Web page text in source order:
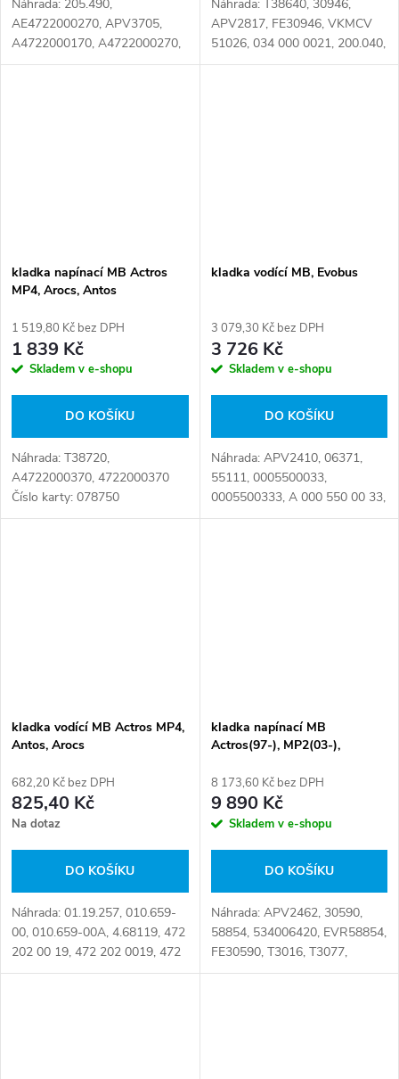
Náhrada: 205.490,
AE4722000270, APV3705,
A4722000170, A4722000270,
A4722000470, A4722000570,
Náhrada: T38640, 30946,
APV2817, FE30946, VKMCV
51026, 034 000 0021, 200.040,
4310 0029, 906 200 37 70, 906
kladka napínací MB Actros
MP4, Arocs, Antos
1 519,80 Kč bez DPH
1 839 Kč
Skladem v e-shopu
DO KOŠÍKU
Náhrada: T38720,
A4722000370, 4722000370
Číslo karty: 078750
kladka vodící MB, Evobus
3 079,30 Kč bez DPH
3 726 Kč
Skladem v e-shopu
DO KOŠÍKU
Náhrada: APV2410, 06371,
55111, 0005500033,
0005500333, A 000 550 00 33,
A000 550 00 33,
kladka vodící MB Actros MP4,
Antos, Arocs
682,20 Kč bez DPH
825,40 Kč
Na dotaz
DO KOŠÍKU
Náhrada: 01.19.257, 010.659-
00, 010.659-00A, 4.68119, 472
202 00 19, 472 202 0019, 472
202 02 19, 472 202 0219, 472
kladka napínací MB
Actros(97-), MP2(03-),
8 173,60 Kč bez DPH
9 890 Kč
Skladem v e-shopu
DO KOŠÍKU
Náhrada: APV2462, 30590,
58854, 534006420, EVR58854,
FE30590, T3016, T3077,
T38698, VKMCV51028XN, 15-